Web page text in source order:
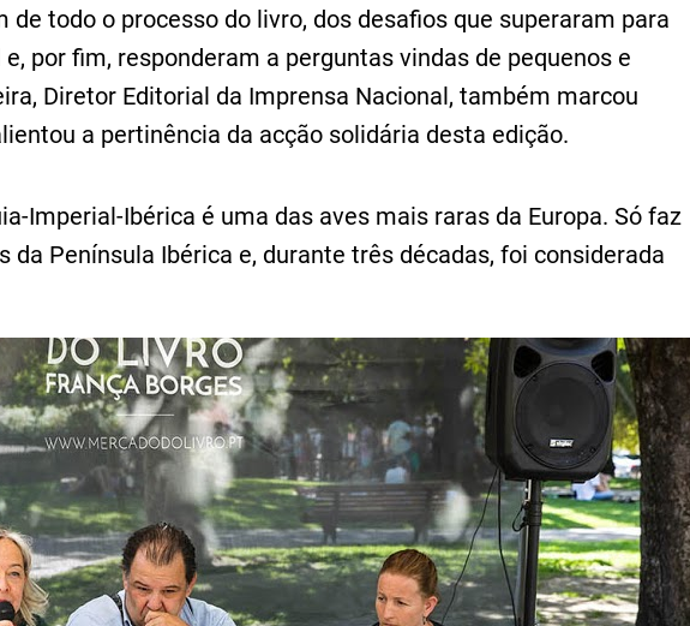
de todo o processo do livro, dos desafios que superaram para
por fim, responderam a perguntas vindas de pequenos e
Diretor Editorial da Imprensa Nacional, também marcou
a pertinência da acção solidária desta edição.
Imperial-Ibérica é uma das aves mais raras da Europa. Só faz
da Península Ibérica e, durante três décadas, foi considerada